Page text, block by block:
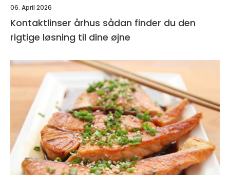
06. April 2026
Kontaktlinser århus sådan finder du den
rigtige løsning til dine øjne